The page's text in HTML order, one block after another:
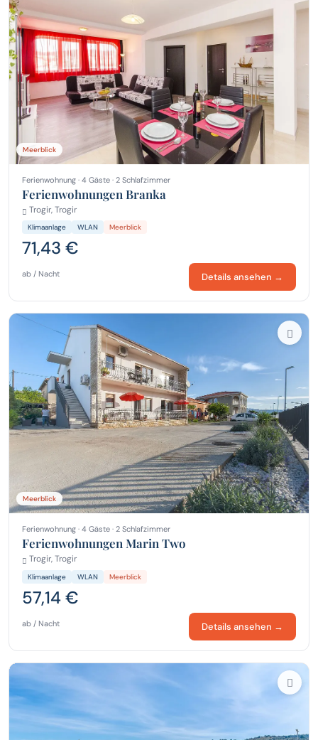
Meerblick
Ferienwohnung · 4 Gäste · 2 Schlafzimmer
Ferienwohnungen Branka
Trogir, Trogir
Klimaanlage WLAN Meerblick
71,43 €
ab / Nacht Details ansehen →
Meerblick
Ferienwohnung · 4 Gäste · 2 Schlafzimmer
Ferienwohnungen Marin Two
Trogir, Trogir
Klimaanlage WLAN Meerblick
57,14 €
ab / Nacht Details ansehen →